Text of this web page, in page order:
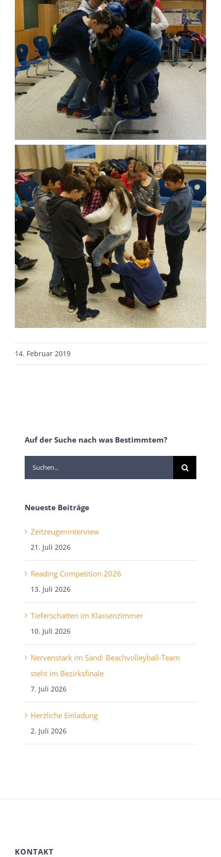
14. Februar 2019
Auf der Suche nach was Bestimmtem?
Suche
nach:
Neueste Beiträge
Zeitzeugeninterview
21. Juli 2026
Reading Competition 2026
13. Juli 2026
Tieferschatten im Klassenzimmer
10. Juli 2026
Nervenstark im Sand: Beachvolleyball-Team
steht im Bezirksfinale
7. Juli 2026
Herzliche Einladung
2. Juli 2026
KONTAKT